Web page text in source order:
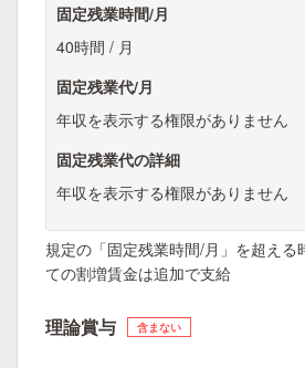
固定残業時間/月
40時間 / 月
固定残業代/月
年収を表示する権限がありません
固定残業代の詳細
年収を表示する権限がありません
規定の「固定残業時間/月」を超える
ての割増賃金は追加で支給
理論賞与 含まない